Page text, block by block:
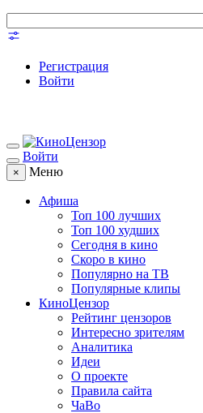
Регистрация
Войти
Войти
× Меню
Афиша
Топ 100 лучших
Топ 100 худших
Сегодня в кино
Скоро в кино
Популярно на ТВ
Популярные клипы
КиноЦензор
Рейтинг цензоров
Интересно зрителям
Аналитика
Идеи
О проекте
Правила сайта
ЧаВо